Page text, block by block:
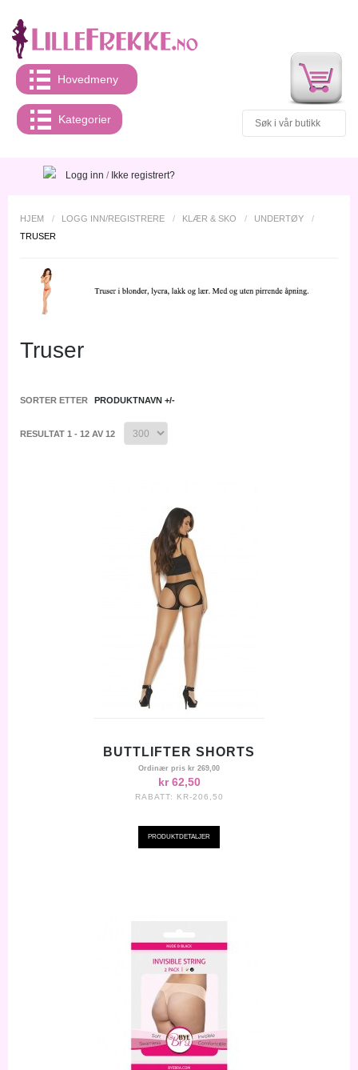
Hovedmeny
Kategorier
Logg inn / Ikke registrert?
HJEM / LOGG INN/REGISTRERE / KLÆR & SKO / UNDERTØY
/
TRUSER
Truser
SORTER ETTER PRODUKTNAVN +/-
RESULTAT 1 - 12 AV 12
BUTTLIFTER SHORTS
Ordinær pris kr 269,00
kr 62,50
RABATT: KR-206,50
PRODUKTDETALJER